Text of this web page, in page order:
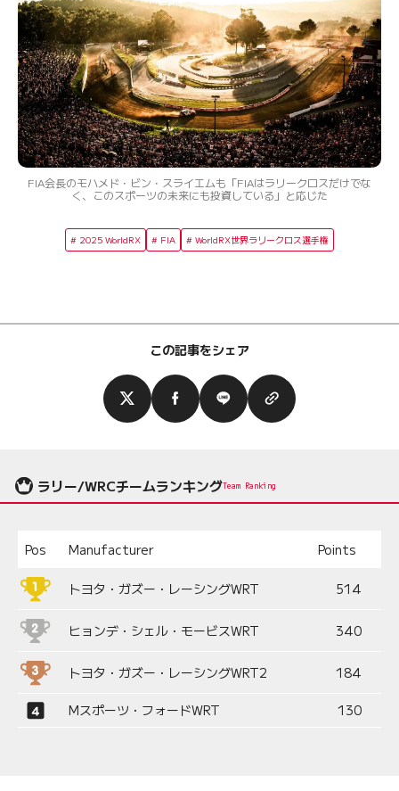
FIA会長のモハメド・ビン・スライエムも「FIAはラリークロスだけでな
く、このスポーツの未来にも投資している」と応じた
2025 WorldRX FIA WorldRX世界ラリークロス選手権
この記事をシェア
ラリー/WRCチームランキングTeam Ranking
Pos Manufacturer Points
トヨタ・ガズー・レーシングWRT 514
ヒョンデ・シェル・モービスWRT 340
トヨタ・ガズー・レーシングWRT2 184
Mスポーツ・フォードWRT 130